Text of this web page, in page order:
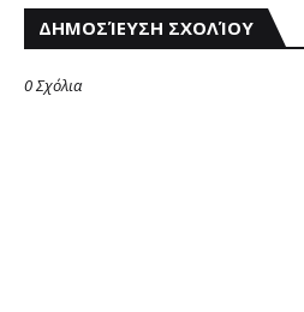
ΔΗΜΟΣΊΕΥΣΗ ΣΧΟΛΊΟΥ
0 Σχόλια